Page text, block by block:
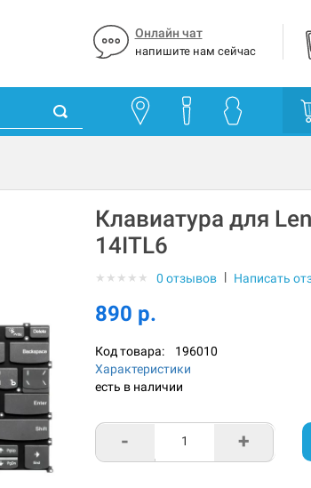
Онлайн чат
напишите нам сейчас
Клавиатура для
14ITL6
★ ★ ★ ★ ★ 0 отзывов | Написать
890 р.
Код товара: 196010
Характеристики
есть в наличии
- +